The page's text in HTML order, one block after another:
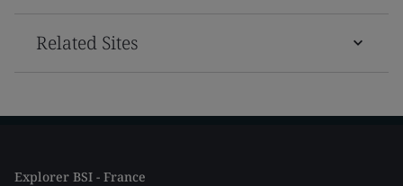
Related Sites
Explorer BSI - France